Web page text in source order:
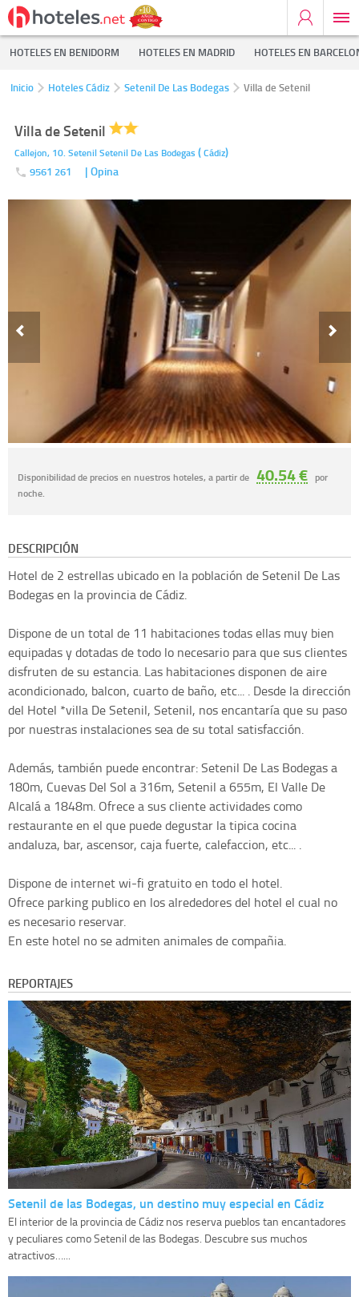
HOTELES EN BENIDORM HOTELES EN MADRID HOTELES EN
Inicio Hoteles Cádiz Setenil De Las Bodegas Villa de Setenil
Villa de Setenil
Callejon, 10. SetenilSetenil De Las Bodegas (Cádiz)
9561 261 | Opina
Disponibilidad de precios en nuestros hoteles, a partir de 40.54 € por
noche.
DESCRIPCIÓN
Hotel de 2 estrellas ubicado en la población de Setenil De Las
Bodegas en la provincia de Cádiz.
Dispone de un total de 11 habitaciones todas ellas muy bien
equipadas y dotadas de todo lo necesario para que sus clientes
disfruten de su estancia. Las habitaciones disponen de aire
acondicionado, balcon, cuarto de baño, etc... . Desde la dirección
del Hotel *villa De Setenil, Setenil, nos encantaría que su paso
por nuestras instalaciones sea de su total satisfacción.
Además, también puede encontrar: Setenil De Las Bodegas a
180m, Cuevas Del Sol a 316m, Setenil a 655m, El Valle De
Alcalá a 1848m. Ofrece a sus cliente actividades como
restaurante en el que puede degustar la tipica cocina
andaluza, bar, ascensor, caja fuerte, calefaccion, etc... .
Dispone de internet wi-fi gratuito en todo el hotel.
Ofrece parking publico en los alrededores del hotel el cual no
es necesario reservar.
En este hotel no se admiten animales de compañia.
REPORTAJES
Setenil de las Bodegas, un destino muy especial en Cádiz
El interior de la provincia de Cádiz nos reserva pueblos tan encantadores
y peculiares como Setenil de las Bodegas. Descubre sus muchos
atractivos…...